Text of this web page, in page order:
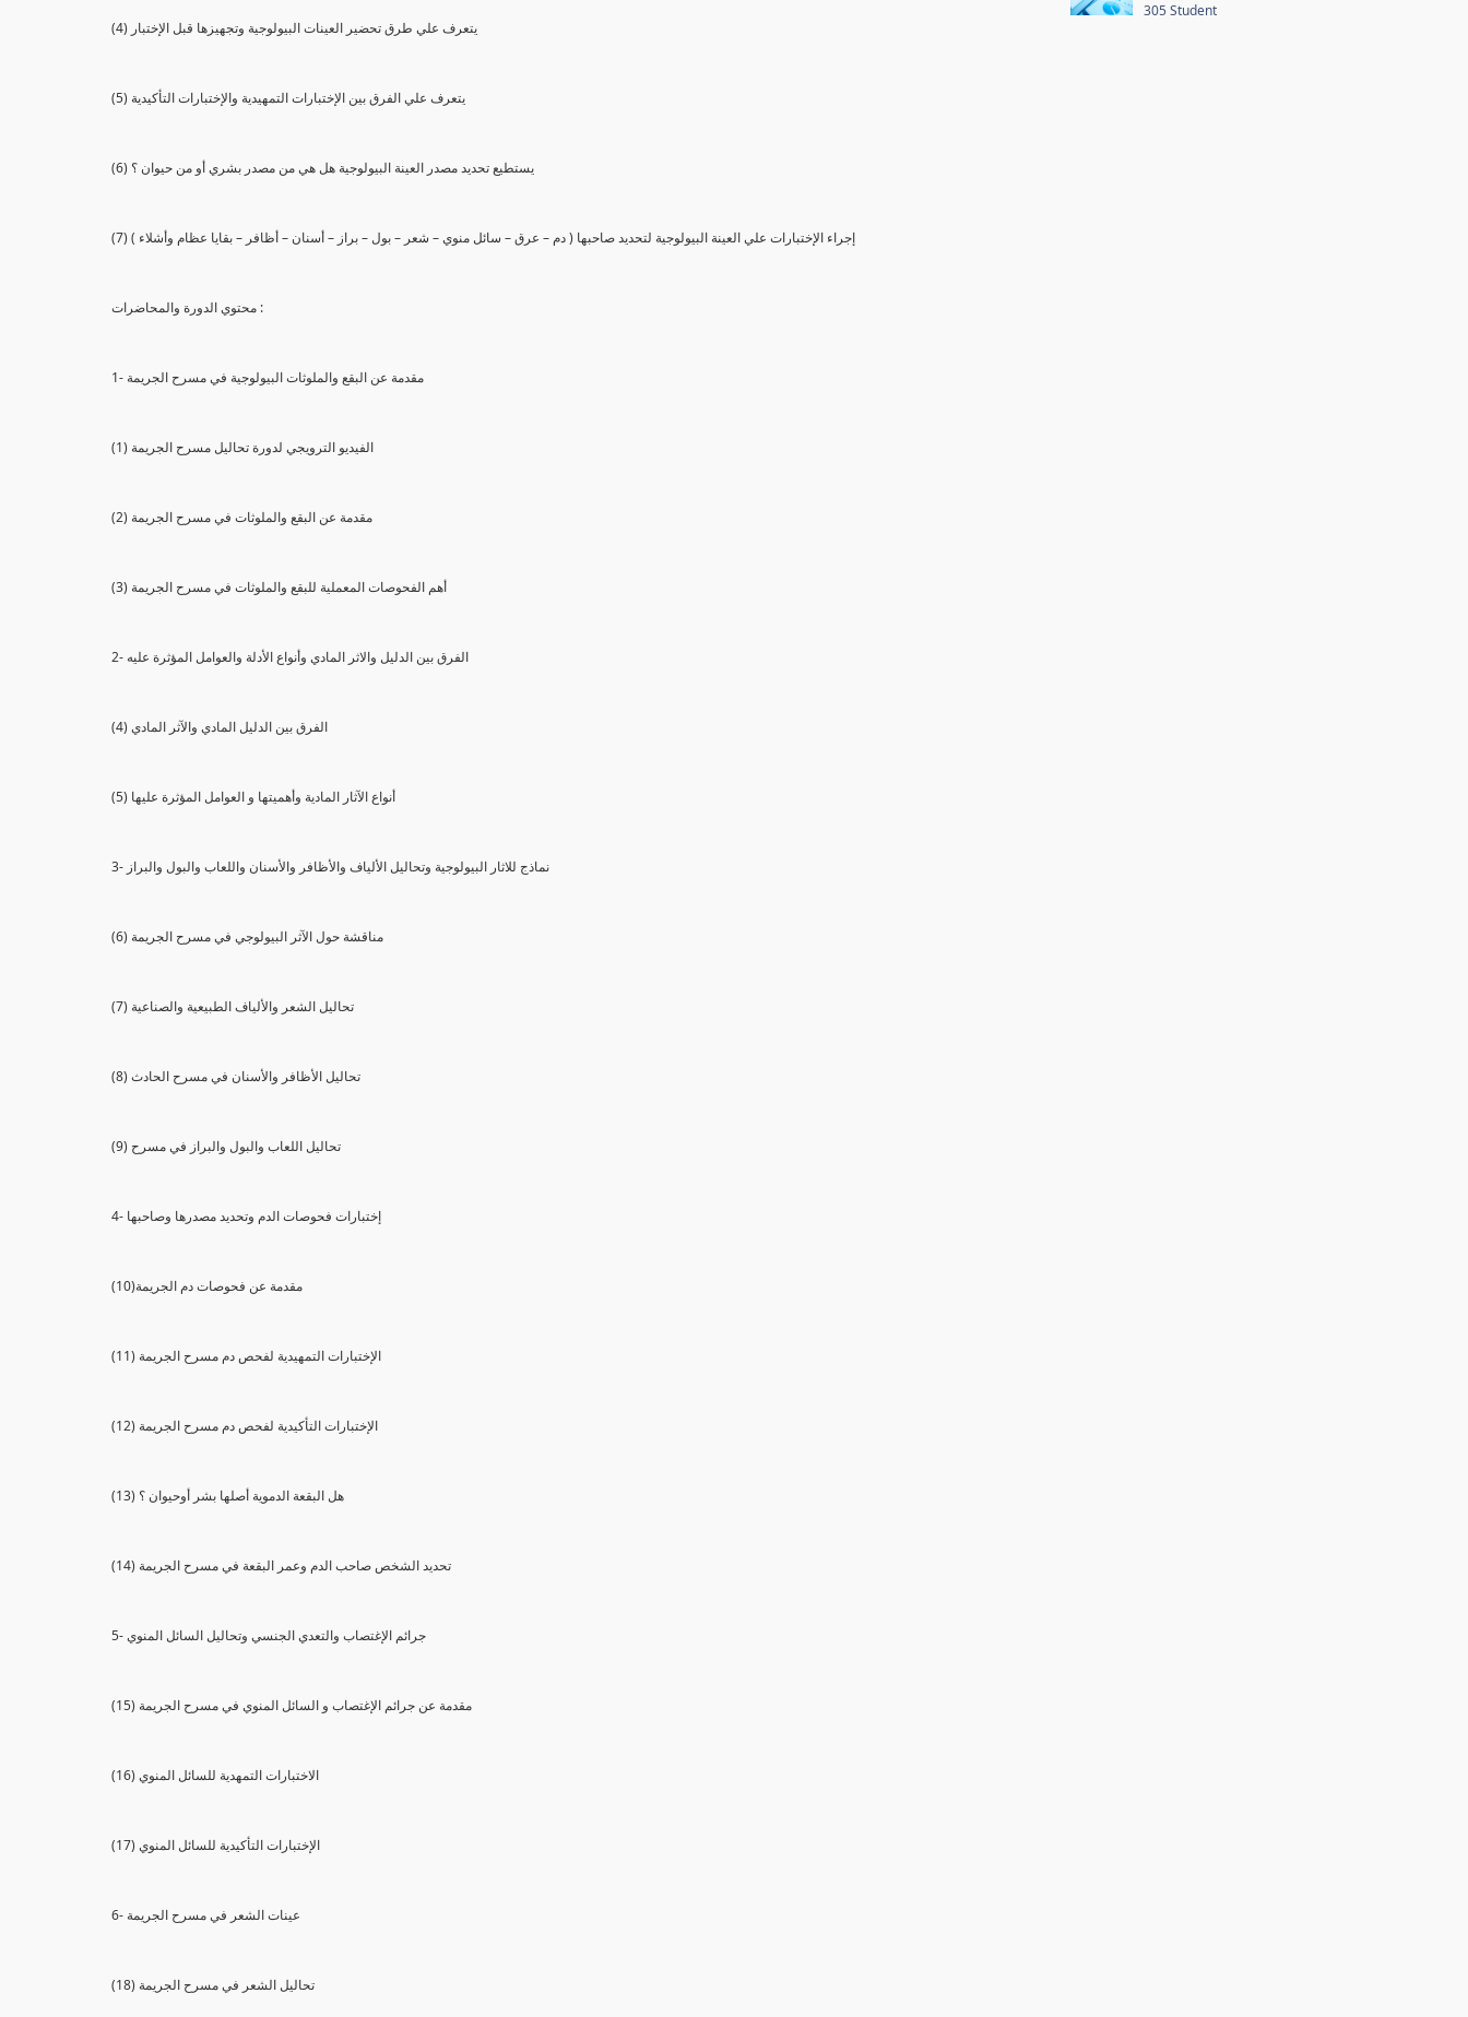
(4) يتعرف علي طرق تحضير العينات البيولوجية وتجهيزها قبل الإختبار
(5) يتعرف علي الفرق بين الإختبارات التمهيدية والإختبارات التأكيدية
(6) يستطيع تحديد مصدر العينة البيولوجية هل هي من مصدر بشري أو من حيوان ؟
(7) إجراء الإختبارات علي العينة البيولوجية لتحديد صاحبها ( دم – عرق – سائل منوي – شعر – بول – براز – أسنان – أظافر – بقايا عظام وأشلاء )
محتوي الدورة والمحاضرات :
1- مقدمة عن البقع والملوثات البيولوجية في مسرح الجريمة
(1) الفيديو الترويجي لدورة تحاليل مسرح الجريمة
(2) مقدمة عن البقع والملوثات في مسرح الجريمة
(3) أهم الفحوصات المعملية للبقع والملوثات في مسرح الجريمة
2- الفرق بين الدليل والاثر المادي وأنواع الأدلة والعوامل المؤثرة عليه
(4) الفرق بين الدليل المادي والآثر المادي
(5) أنواع الآثار المادية وأهميتها و العوامل المؤثرة عليها
3- نماذج للاثار البيولوجية وتحاليل الألياف والأظافر والأسنان واللعاب والبول والبراز
(6) مناقشة حول الآثر البيولوجي في مسرح الجريمة
(7) تحاليل الشعر والألياف الطبيعية والصناعية
(8) تحاليل الأظافر والأسنان في مسرح الحادث
(9) تحاليل اللعاب والبول والبراز في مسرح
4- إختبارات فحوصات الدم وتحديد مصدرها وصاحبها
(10)مقدمة عن فحوصات دم الجريمة
(11) الإختبارات التمهيدية لفحص دم مسرح الجريمة
(12) الإختبارات التأكيدية لفحص دم مسرح الجريمة
(13) هل البقعة الدموية أصلها بشر أوحيوان ؟
(14) تحديد الشخص صاحب الدم وعمر البقعة في مسرح الجريمة
5- جرائم الإغتصاب والتعدي الجنسي وتحاليل السائل المنوي
(15) مقدمة عن جرائم الإغتصاب و السائل المنوي في مسرح الجريمة
(16) الاختبارات التمهدية للسائل المنوي
(17) الإختبارات التأكيدية للسائل المنوي
6- عينات الشعر في مسرح الجريمة
(18) تحاليل الشعر في مسرح الجريمة
305 Student